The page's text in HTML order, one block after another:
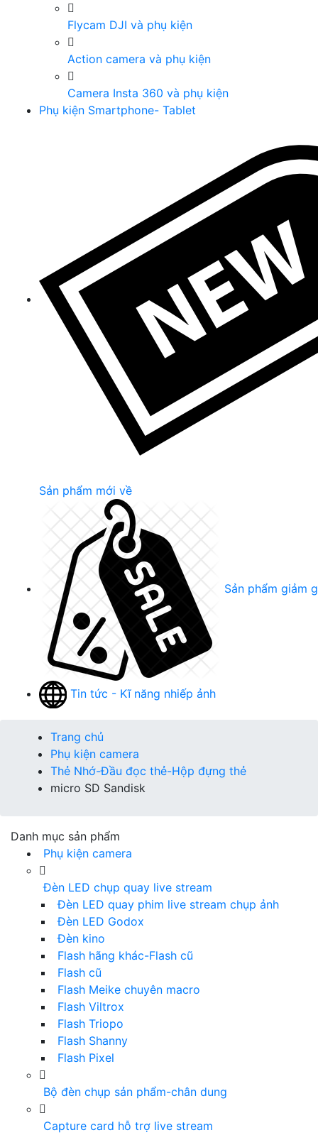
Flycam DJI và phụ kiện
Action camera và phụ kiện
Camera Insta 360 và phụ kiện
Phụ kiện Smartphone- Tablet
Sản phẩm mới về
Sản phẩm giảm
Tin tức - Kĩ năng nhiếp ảnh
Trang chủ
Phụ kiện camera
Thẻ Nhớ-Đầu đọc thẻ-Hộp đựng thẻ
micro SD Sandisk
Danh mục sản phẩm
Phụ kiện camera
Đèn LED chụp quay live stream
Đèn LED quay phim live stream chụp ảnh
Đèn LED Godox
Đèn kino
Flash hãng khác-Flash cũ
Flash cũ
Flash Meike chuyên macro
Flash Viltrox
Flash Triopo
Flash Shanny
Flash Pixel
Bộ đèn chụp sản phẩm-chân dung
Capture card hỗ trợ live stream